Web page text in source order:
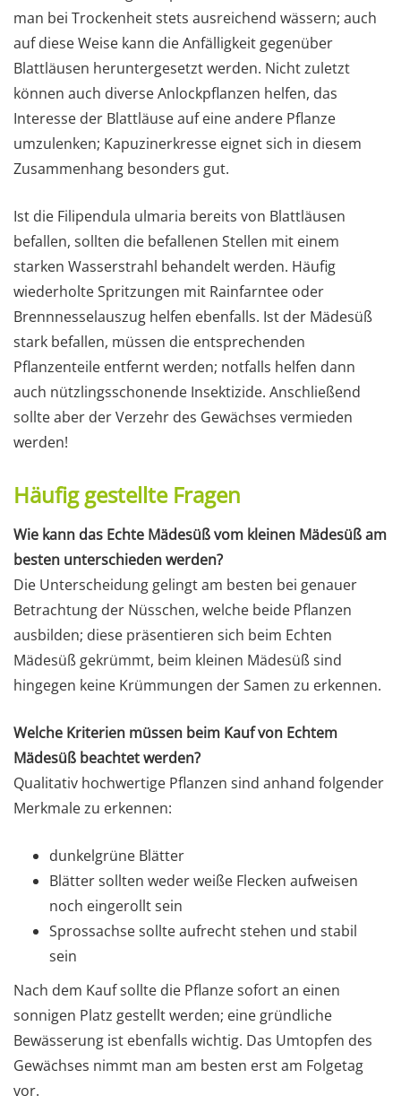
man bei Trockenheit stets ausreichend wässern; auch
auf diese Weise kann die Anfälligkeit gegenüber
Blattläusen heruntergesetzt werden. Nicht zuletzt
können auch diverse Anlockpflanzen helfen, das
Interesse der Blattläuse auf eine andere Pflanze
umzulenken; Kapuzinerkresse eignet sich in diesem
Zusammenhang besonders gut.
Ist die Filipendula ulmaria bereits von Blattläusen
befallen, sollten die befallenen Stellen mit einem
starken Wasserstrahl behandelt werden. Häufig
wiederholte Spritzungen mit Rainfarntee oder
Brennnesselauszug helfen ebenfalls. Ist der Mädesüß
stark befallen, müssen die entsprechenden
Pflanzenteile entfernt werden; notfalls helfen dann
auch nützlingsschonende Insektizide. Anschließend
sollte aber der Verzehr des Gewächses vermieden
werden!
Häufig gestellte Fragen
Wie kann das Echte Mädesüß vom kleinen Mädesüß am
besten unterschieden werden?
Die Unterscheidung gelingt am besten bei genauer
Betrachtung der Nüsschen, welche beide Pflanzen
ausbilden; diese präsentieren sich beim Echten
Mädesüß gekrümmt, beim kleinen Mädesüß sind
hingegen keine Krümmungen der Samen zu erkennen.
Welche Kriterien müssen beim Kauf von Echtem
Mädesüß beachtet werden?
Qualitativ hochwertige Pflanzen sind anhand folgender
Merkmale zu erkennen:
dunkelgrüne Blätter
Blätter sollten weder weiße Flecken aufweisen
noch eingerollt sein
Sprossachse sollte aufrecht stehen und stabil
sein
Nach dem Kauf sollte die Pflanze sofort an einen
sonnigen Platz gestellt werden; eine gründliche
Bewässerung ist ebenfalls wichtig. Das Umtopfen des
Gewächses nimmt man am besten erst am Folgetag
vor.